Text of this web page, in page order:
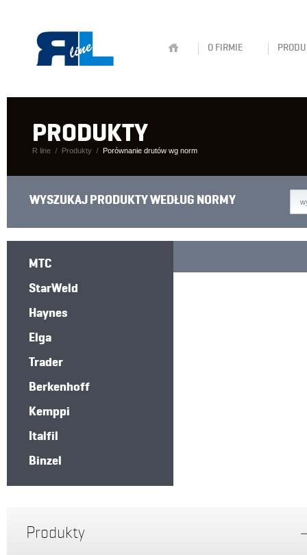
O FIRMIE
PRODUKTY
R line Produkty Porównanie drutów wg norm
WYSZUKAJ PRODUKTY WEDŁUG NORMY
MTC
StarWeld
Haynes
Elga
Trader
Berkenhoff
Kemppi
Italfil
Binzel
Produkty